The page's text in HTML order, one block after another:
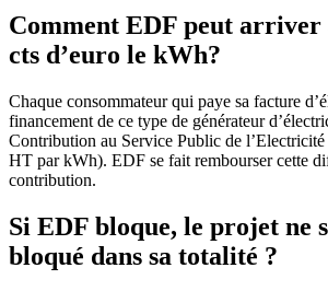
Comment EDF peut arriver
cts d’euro le kWh?
Chaque consommateur qui paye sa facture
financement de ce type de générateur
Contribution au Service Public de
HT par kWh). EDF se fait rembourser cette
contribution.
Si EDF bloque, le projet ne
bloqué dans sa totalité ?